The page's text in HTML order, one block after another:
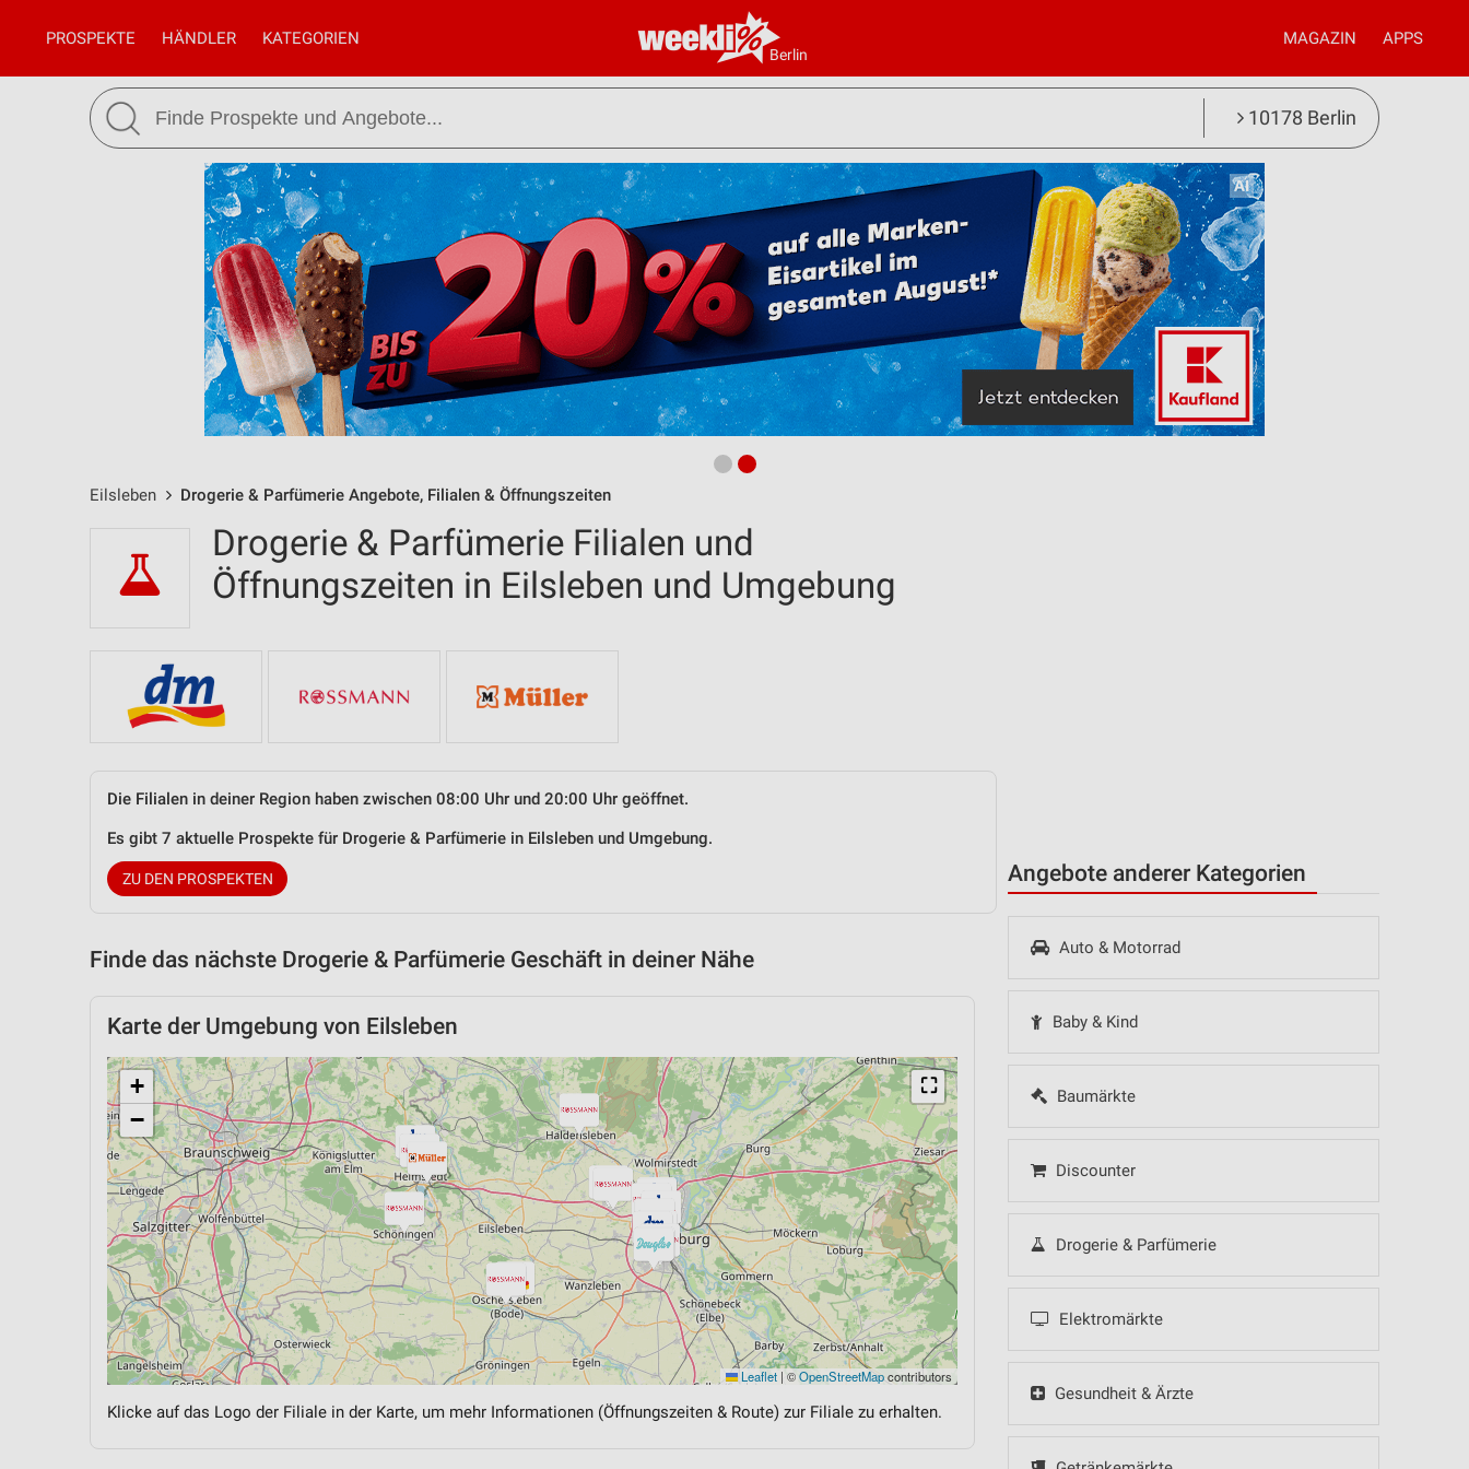
Berlin
PROSPEKTE HÄNDLER KATEGORIEN MAGAZIN APPS
10178 Berlin
Eilsleben Drogerie & Parfümerie Angebote, Filialen & Öffnungszeiten
Angebote anderer Kategorien
Auto & Motorrad
Baby & Kind
Baumärkte
Discounter
Drogerie & Parfümerie
Elektromärkte
Gesundheit & Ärzte
Drogerie & Parfümerie Filialen und
Öffnungszeiten in Eilsleben und Umgebung
Die Filialen in deiner Region haben zwischen 08:00 Uhr und 20:00 Uhr geöffnet.
Es gibt 7 aktuelle Prospekte für Drogerie & Parfümerie in Eilsleben und Umgebung.
ZU DEN PROSPEKTEN
Finde das nächste Drogerie & Parfümerie Geschäft in deiner Nähe
Karte der Umgebung von Eilsleben
⛶
+
−
Leaflet | ©OpenStreetMapcontributors
Klicke auf das Logo der Filiale in der Karte, um mehr Informationen (Öffnungszeiten & Route) zur Filiale zu erhalten.